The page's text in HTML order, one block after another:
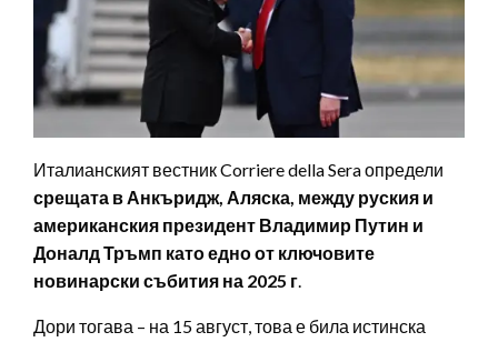
Италианският вестник Corriere della Sera определи
срещата в Анкъридж, Аляска, между руския и
американския президент Владимир Путин и
Доналд Тръмп като едно от ключовите
новинарски събития на 2025 г.
Дори тогава – на 15 август, това е била истинска